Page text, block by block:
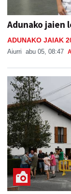
Adunako jaien
ADUNAKO JAIAK
Aiurri abu 05, 08:47